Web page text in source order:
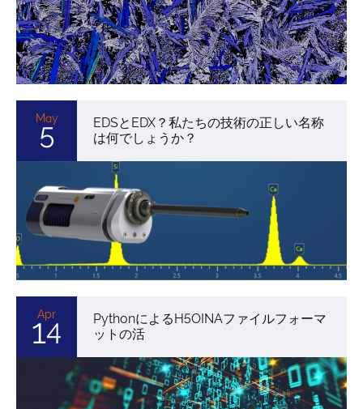
May
5
EDSとEDX？私たちの技術の正しい名称
は何でしょうか？
Apr
14
PythonによるH5OINAファイルフォーマ
ットの活